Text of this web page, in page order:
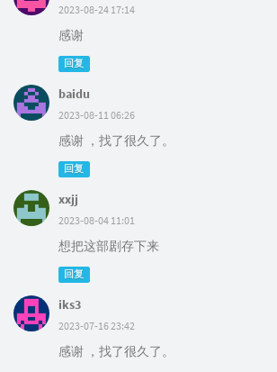
2023-08-24 17:14
感谢
回复
baidu
2023-08-11 06:26
感谢 ，找了很久了。
回复
xxjj
2023-08-04 11:01
想把这部剧存下来
回复
iks3
2023-07-16 23:42
感谢 ，找了很久了。